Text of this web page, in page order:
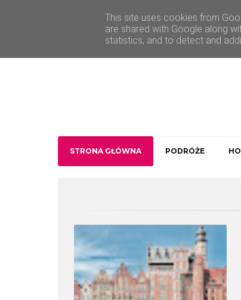
O Traveler deLuxe
STRONA GŁÓWNA PODRÓŻE
This site uses cookies from
are shared with Google along
statistics, and to detect and